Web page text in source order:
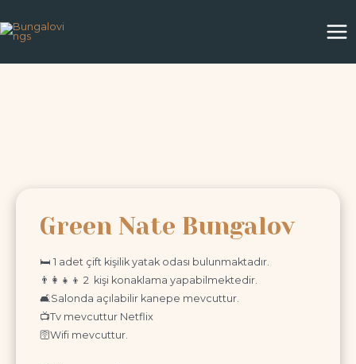
Green Nate Bungalov
🛏️ 1 adet çift kişilik yatak odası bulunmaktadır.
👨‍👩‍👧‍👦 2 kişi konaklama yapabilmektedir.
🛋️Salonda açılabilir kanepe mevcuttur.
📺Tv mevcuttur Netflix
🛜Wifi mevcuttur.